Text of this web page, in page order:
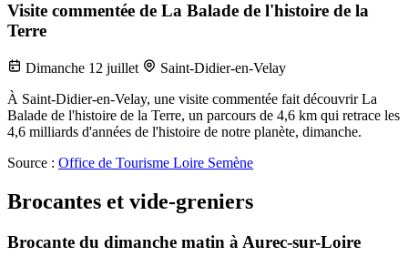
Visite commentée de La Balade de l'histoire de la
Terre
Dimanche 12 juillet
Saint-Didier-en-Velay
À Saint-Didier-en-Velay, une visite commentée fait découvrir La
Balade de l'histoire de la Terre, un parcours de 4,6 km qui retrace les
4,6 milliards d'années de l'histoire de notre planète, dimanche.
Source : Office de Tourisme Loire Semène
Brocantes et vide-greniers
Brocante du dimanche matin à Aurec-sur-Loire